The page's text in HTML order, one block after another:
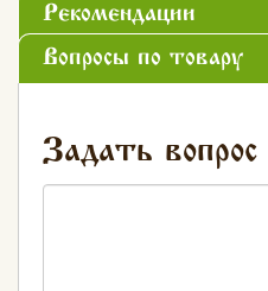
Рекомендации
Вопросы по товару
Задать вопрос